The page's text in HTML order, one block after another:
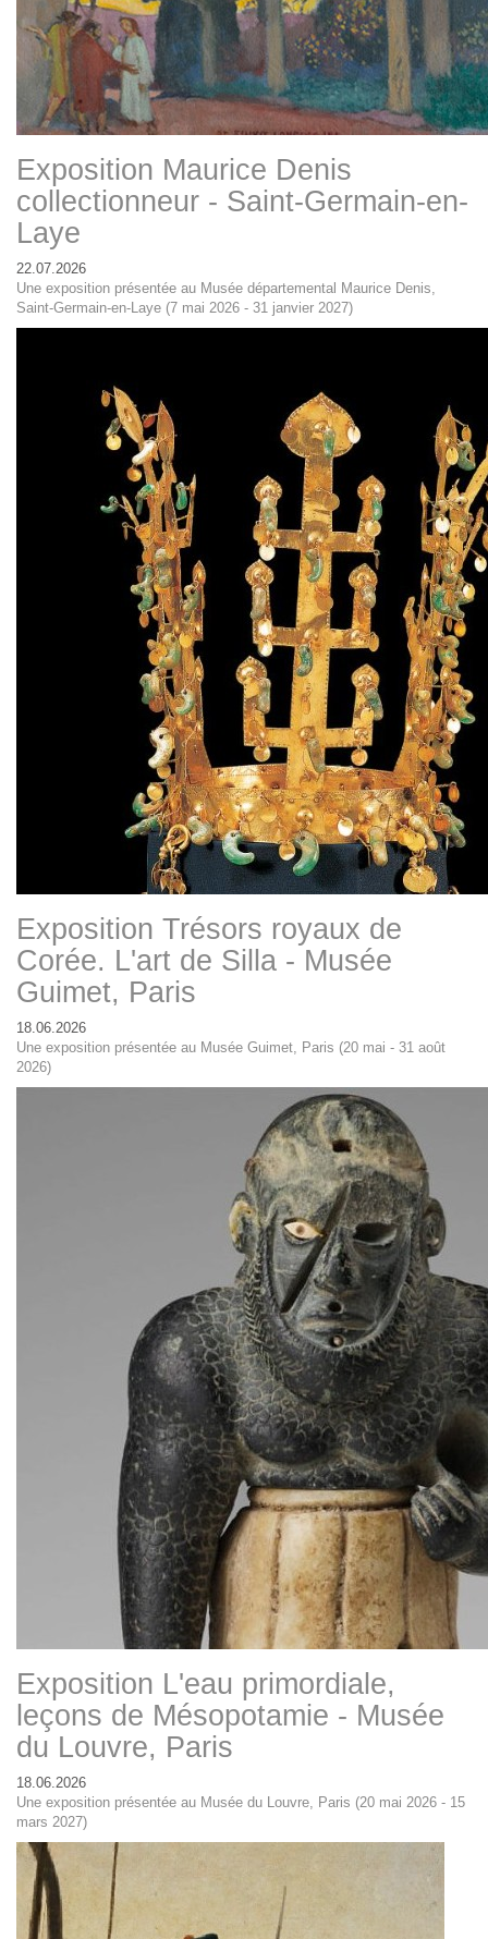
Exposition Maurice Denis
collectionneur - Saint-Germain-en-
Laye
22.07.2026
Une exposition présentée au Musée départemental Maurice Denis,
Saint-Germain-en-Laye (7 mai 2026 - 31 janvier 2027)
Exposition Trésors royaux de
Corée. L'art de Silla - Musée
Guimet, Paris
18.06.2026
Une exposition présentée au Musée Guimet, Paris (20 mai - 31 août
2026)
Exposition L'eau primordiale,
leçons de Mésopotamie - Musée
du Louvre, Paris
18.06.2026
Une exposition présentée au Musée du Louvre, Paris (20 mai 2026 - 15
mars 2027)